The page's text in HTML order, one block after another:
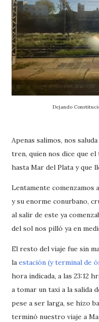
Dejando
Apenas salimos, nos
tren, quien nos dice que
hasta Mar del Plata y que
Lentamente comenzamos
y su enorme conurbano,
al salir de este ya
del sol nos pilló ya en
El resto del viaje fue sin
la estación (y terminal de
hora indicada, a las 23:12
a tomar un taxi a la salida
pese a ser larga, se hizo
terminó nuestro viaje a